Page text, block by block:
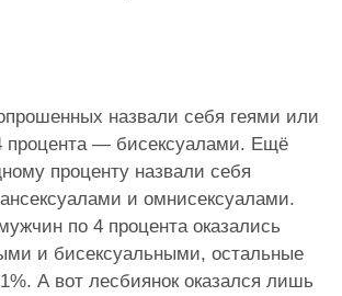
назвали себя геями или
процента — бисексуалами. Ещё
проценту назвали себя
и омнисексуалами.
по 4 процента оказались
и бисексуальными, остальные
А вот лесбиянок оказался лишь